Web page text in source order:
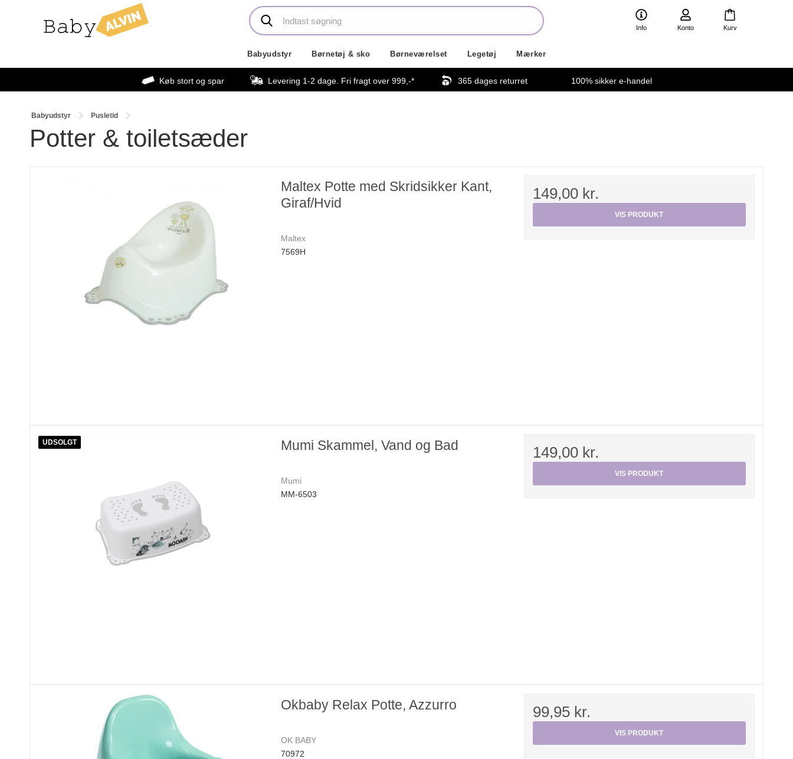
Info Konto Kurv
Babyudstyr Børnetøj & sko Børneværelset Legetøj Mærker
Køb stort og spar Levering 1-2 dage. Fri fragt over 999,-* 365 dages returret 100% sikker e-handel
Babyudstyr Pusletid
Potter & toiletsæder
Maltex Potte med Skridsikker Kant,
Giraf/Hvid
Maltex
7569H
149,00 kr.
VIS PRODUKT
UDSOLGT Mumi Skammel, Vand og Bad
Mumi
MM-6503
149,00 kr.
VIS PRODUKT
Okbaby Relax Potte, Azzurro
OK BABY
70972
99,95 kr.
VIS PRODUKT